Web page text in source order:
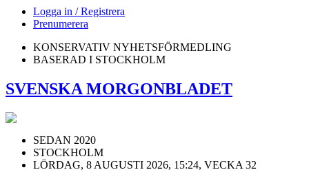
Logga in / Registrera
Prenumerera
KONSERVATIV NYHETSFÖRMEDLING
BASERAD I STOCKHOLM
SVENSKA MORGONBLADET
SEDAN 2020
STOCKHOLM
LÖRDAG, 8 AUGUSTI 2026, 15:24, VECKA 32